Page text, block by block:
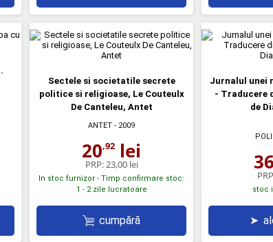
Sectele si societatile secrete
politice si religioase, Le Couteulx
De Canteleu, Antet
ANTET - 2009
20,92 lei
PRP:23,00 lei
In stoc furnizor - Timp confirmare stoc:
1 - 2 zile lucratoare
cumpără
Jurnalul unei
- Traducere
de
36
stoc
➤